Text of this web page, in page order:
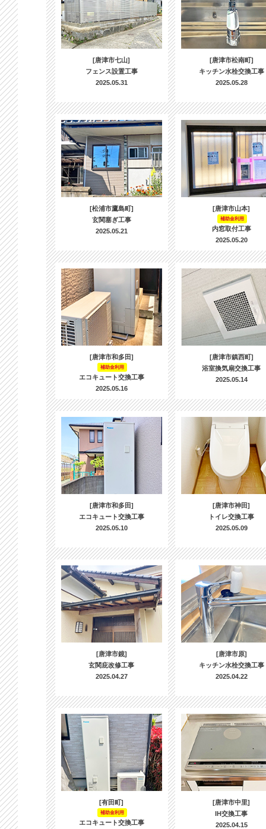
[唐津市七山]
フェンス設置工事
2025.05.31
[唐津市松南町]
キッチン水栓交換工事
2025.05.28
[松浦市鷹島町]
玄関塞ぎ工事
2025.05.21
[唐津市山本]
補助金利用
内窓取付工事
2025.05.20
[唐津市和多田]
補助金利用
エコキュート交換工事
2025.05.16
[唐津市鎮西町]
浴室換気扇交換工事
2025.05.14
[唐津市和多田]
エコキュート交換工事
2025.05.10
[唐津市神田]
トイレ交換工事
2025.05.09
[唐津市鏡]
玄関庇改修工事
2025.04.27
[唐津市原]
キッチン水栓交換工事
2025.04.22
[有田町]
補助金利用
エコキュート交換工事
[唐津市中里]
IH交換工事
2025.04.15